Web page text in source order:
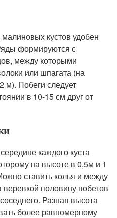
кустов удобен
формируются с
между которыми
или шпагата (на
м). Побеги следует
в 10-15 см друг от
каждого куста
на высоте в 0,5м и 1
ставить колья и между
половину побегов
Разная высота
более равномерному